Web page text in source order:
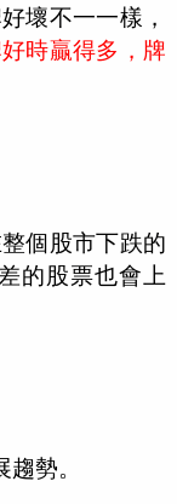
壞不一一樣，
時贏得多，牌
個股市下跌的
的股票也會上
勢。